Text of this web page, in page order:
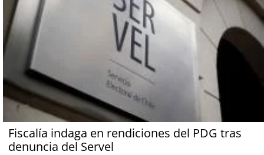
Fiscalía indaga en rendiciones del PDG tras
denuncia del Servel